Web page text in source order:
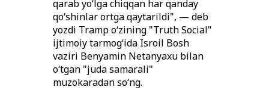
qarab yo‘lga chiqqan har qanday
qo‘shinlar ortga qaytarildi", — deb
yozdi Tramp o‘zining "Truth Social"
ijtimoiy tarmog‘ida Isroil Bosh
vaziri Benyamin Netanyaxu bilan
o‘tgan "juda samarali"
muzokaradan so‘ng.